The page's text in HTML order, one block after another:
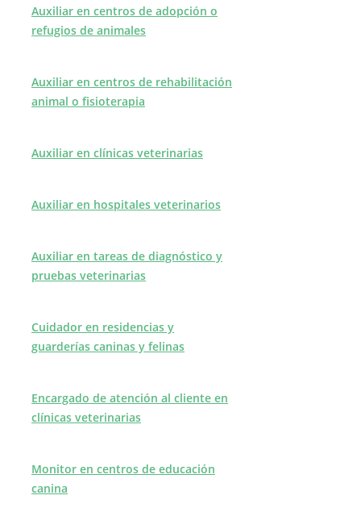
Auxiliar en centros de adopción o
refugios de animales
Auxiliar en centros de rehabilitación
animal o fisioterapia
Auxiliar en clínicas veterinarias
Auxiliar en hospitales veterinarios
Auxiliar en tareas de diagnóstico y
pruebas veterinarias
Cuidador en residencias y
guarderías caninas y felinas
Encargado de atención al cliente en
clínicas veterinarias
Monitor en centros de educación
canina